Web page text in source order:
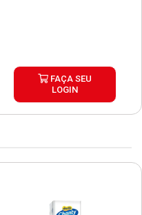
FAÇA SEU
LOGIN